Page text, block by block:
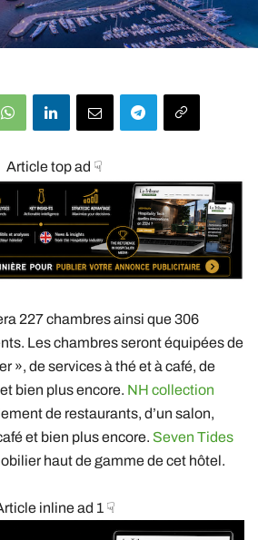
Article top ad ☟
227 chambres ainsi que 306
Les chambres seront équipées de
», de services à thé et à café, de
bien plus encore. NH collection
de restaurants, d’un salon,
et bien plus encore. Seven Tides
haut de gamme de cet hôtel.
inline ad 1 ☟